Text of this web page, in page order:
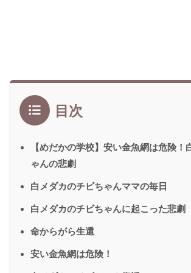
目次
【めだかの学校】安い金魚網は危険！
ゃんの悲劇
白メダカのチビちゃんママの毎日
白メダカのチビちゃんに起こった悲劇
命からがら生還
安い金魚網は危険！